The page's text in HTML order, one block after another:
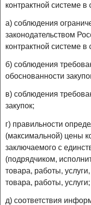
контрактной системе
а) соблюдения
законодательством
контрактной системе в
б) соблюдения
обоснованности
в) соблюдения
закупок;
г) правильности
(максимальной) цены
заключаемого с
(подрядчиком,
товара, работы,
товара, работы, услуги;
д) соответствия